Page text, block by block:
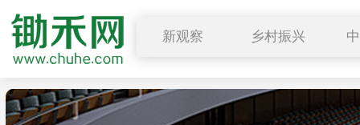
新观察
行业要闻
乡村振兴